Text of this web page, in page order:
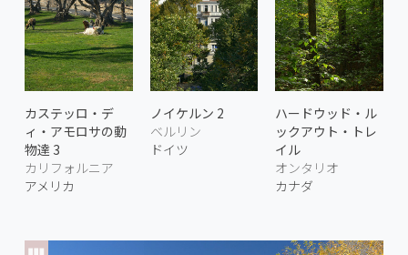
カステッロ・デ
ィ・アモロサの動
物達 3
カリフォルニア
アメリカ
ノイケルン 2
ベルリン
ドイツ
ハードウッド・ル
ックアウト・トレ
イル
オンタリオ
カナダ